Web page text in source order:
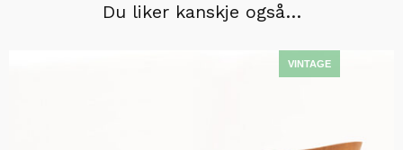
Du liker kanskje også…